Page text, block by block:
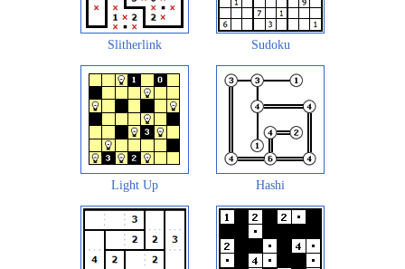
Slitherlink Sudoku
Light Up Hashi